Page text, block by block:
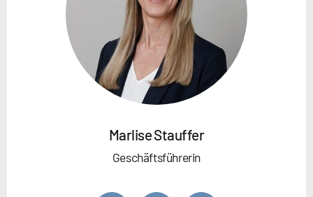
Marlise Stauffer
Geschäftsführerin